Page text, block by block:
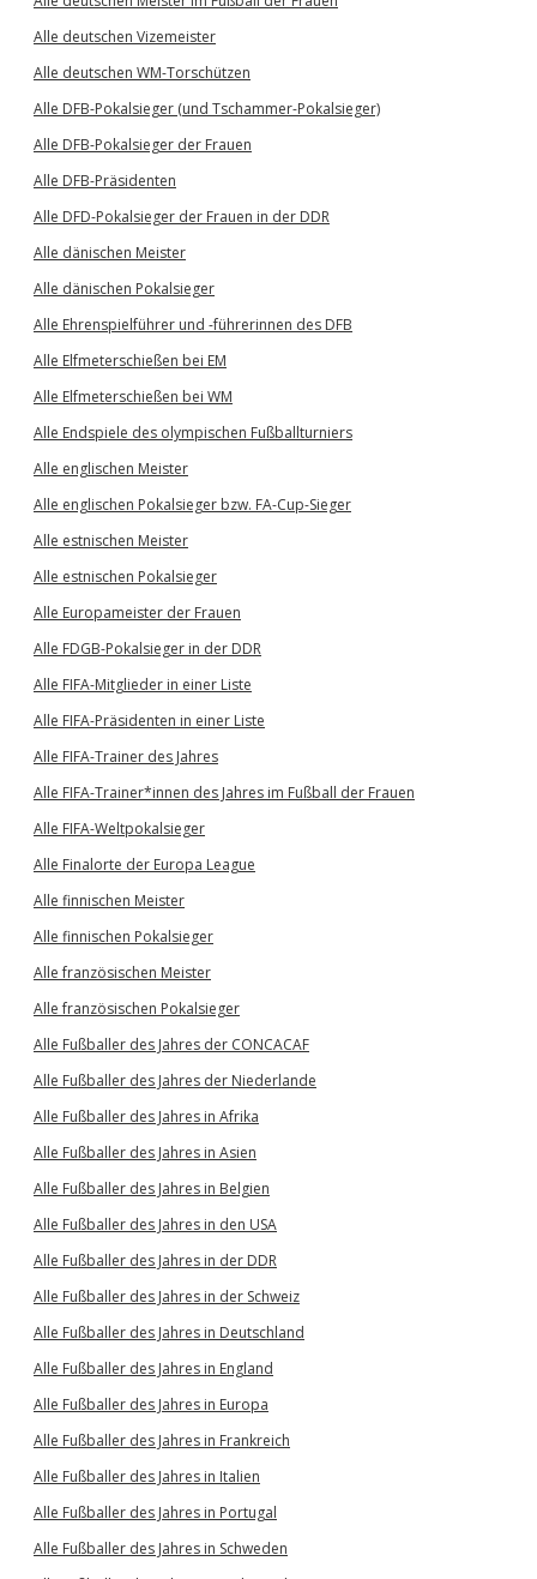
Alle deutschen Vizemeister
Alle deutschen WM-Torschützen
Alle DFB-Pokalsieger (und Tschammer-Pokalsieger)
Alle DFB-Pokalsieger der Frauen
Alle DFB-Präsidenten
Alle DFD-Pokalsieger der Frauen in der DDR
Alle dänischen Meister
Alle dänischen Pokalsieger
Alle Ehrenspielführer und -führerinnen des DFB
Alle Elfmeterschießen bei EM
Alle Elfmeterschießen bei WM
Alle Endspiele des olympischen Fußballturniers
Alle englischen Meister
Alle englischen Pokalsieger bzw. FA-Cup-Sieger
Alle estnischen Meister
Alle estnischen Pokalsieger
Alle Europameister der Frauen
Alle FDGB-Pokalsieger in der DDR
Alle FIFA-Mitglieder in einer Liste
Alle FIFA-Präsidenten in einer Liste
Alle FIFA-Trainer des Jahres
Alle FIFA-Trainer*innen des Jahres im Fußball der Frauen
Alle FIFA-Weltpokalsieger
Alle Finalorte der Europa League
Alle finnischen Meister
Alle finnischen Pokalsieger
Alle französischen Meister
Alle französischen Pokalsieger
Alle Fußballer des Jahres der CONCACAF
Alle Fußballer des Jahres der Niederlande
Alle Fußballer des Jahres in Afrika
Alle Fußballer des Jahres in Asien
Alle Fußballer des Jahres in Belgien
Alle Fußballer des Jahres in den USA
Alle Fußballer des Jahres in der DDR
Alle Fußballer des Jahres in der Schweiz
Alle Fußballer des Jahres in Deutschland
Alle Fußballer des Jahres in England
Alle Fußballer des Jahres in Europa
Alle Fußballer des Jahres in Frankreich
Alle Fußballer des Jahres in Italien
Alle Fußballer des Jahres in Portugal
Alle Fußballer des Jahres in Schweden